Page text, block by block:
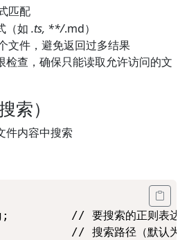
匹配
（如 .ts, **/.md）
文件，避免返回过多结果
检查，确保只能读取允许访问的文
索）
件内容中搜索
// 要搜索的正则表
// 搜索路径（默认为